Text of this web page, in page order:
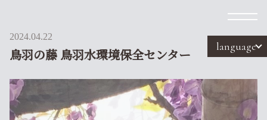
language
2024.04.22
鳥羽の藤 鳥羽水環境保全センター